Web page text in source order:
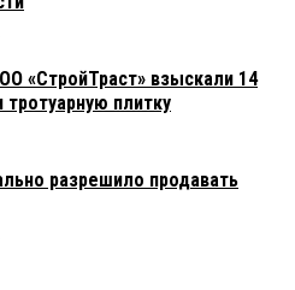
«СтройТраст» взыскали 14
тротуарную плитку
разрешило продавать